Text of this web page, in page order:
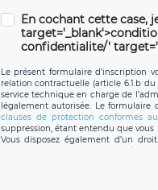
En cochant cette case,
confidentialite/'
Le présent formulaire d’inscription
relation contractuelle (article 6.1.b
service technique en charge de
légalement autorisée. Le formulaire
clauses de protection conformes au
suppression, étant entendu que
Vous disposez également d’un
personnel, ainsi que d’un droit à la
données de LÉGAVOX qui
donneespersonnelles@legavox.fr.
l’adresse mail :